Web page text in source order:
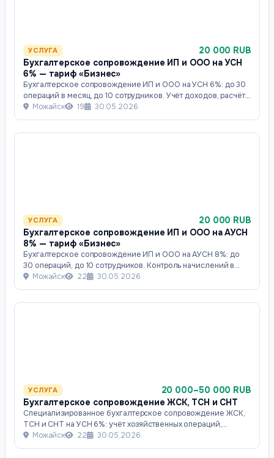
УСЛУГА
20 000 RUB
Бухгалтерское сопровождение ИП и ООО на УСН
6% — тариф «Бизнес»
Бухгалтерское сопровождение ИП и ООО на УСН 6%: до 30
операций в месяц, до 10 сотрудников. Учёт доходов, расчёт
зарплаты, страховых взносов,
Можайск 19 30.05.2026
УСЛУГА
20 000 RUB
Бухгалтерское сопровождение ИП и ООО на АУСН
8% — тариф «Бизнес»
Бухгалтерское сопровождение ИП и ООО на АУСН 8%: до
30 операций, до 10 сотрудников. Контроль начислений в
кабинете ФНС, расчёт зарплаты, стр
Можайск 22 30.05.2026
УСЛУГА
20 000–50 000 RUB
Бухгалтерское сопровождение ЖСК, ТСН и СНТ
Специализированное бухгалтерское сопровождение ЖСК,
ТСН и СНТ на УСН 6%: учёт хозяйственных операций,
начисление коммунальных услуг, расчёт
Можайск 22 30.05.2026